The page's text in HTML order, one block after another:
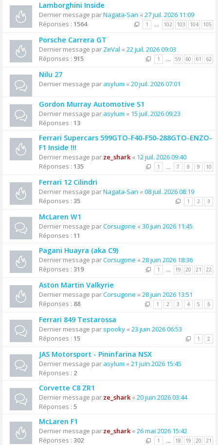
Lamborghini Inside
Dernier message parNagata-San « 27 juil. 2026 11:09
Réponses : 1564 1 … 102 103 104 105
Porsche Carrera GT
Dernier message par ZeVal « 22 juil. 2026 09:03
Réponses : 915 1 … 59 60 61 62
Nilu 27
Dernier message par asylum « 20 juil. 2026 07:01
Gordon Murray Automotive S1
Dernier message par asylum « 15 juil. 2026 09:23
Réponses : 13
Ferrari Supercars 599GTO-F40-F50-288GTO-ENZO-
F1 Inside !!!
Dernier message par ze_shark« 12 juil. 2026 09:40
Réponses : 135 1 … 7 8 9 10
Ferrari 12 Cilindri
Dernier message parNagata-San « 08 juil. 2026 08:19
Réponses : 35 1 2 3
McLaren W1
Dernier message parCorsugone « 30 juin 2026 11:45
Réponses : 11
Pagani Huayra (aka C9)
Dernier message parCorsugone « 28 juin 2026 18:36
Réponses : 319 1 … 19 20 21 22
Aston Martin Valkyrie
Dernier message parCorsugone « 28 juin 2026 13:51
Réponses : 88 1 2 3 4 5 6
Ferrari 849 Testarossa
Dernier message par spooky « 23 juin 2026 06:53
Réponses : 15 1 2
JAS Motorsport - Pininfarina NSX
Dernier message par asylum « 21 juin 2026 15:45
Réponses : 2
Corvette C8 ZR1
Dernier message par ze_shark« 20 juin 2026 03:44
Réponses : 5
McLaren F1
Dernier message par ze_shark« 26 mai 2026 15:42
Réponses : 302 1 … 18 19 20 21